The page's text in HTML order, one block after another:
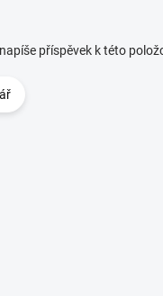
příspěvek k této